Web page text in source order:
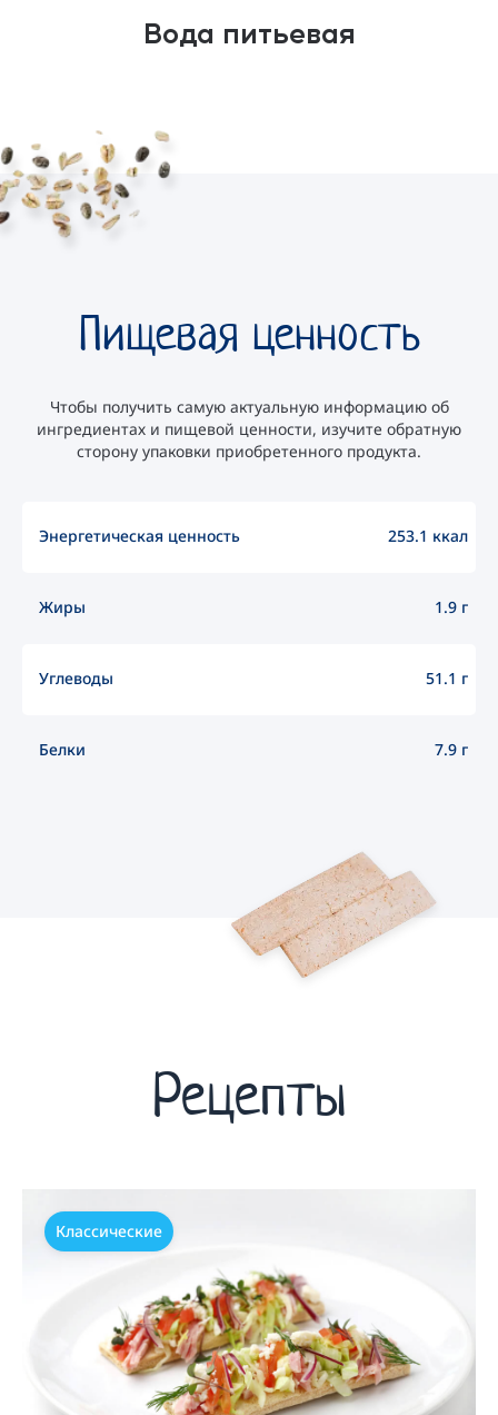
Вода питьевая
Пищевая ценность
Чтобы получить самую актуальную информацию об
ингредиентах и пищевой ценности, изучите обратную
сторону упаковки приобретенного продукта.
Энергетическая ценность 253.1 ккал
Жиры 1.9 г
Углеводы 51.1 г
Белки 7.9 г
Рецепты
Классические